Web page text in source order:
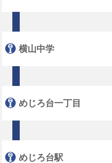
横山中学
めじろ台一丁目
めじろ台駅